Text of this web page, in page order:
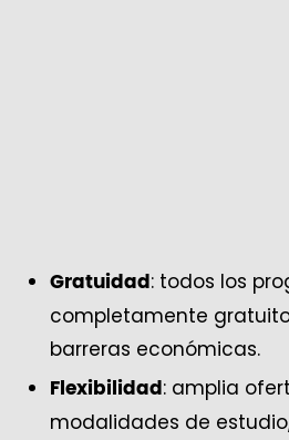
Gratuidad : todos los
completamente
barreras económicas.
Flexibilidad : amplia
modalidades de